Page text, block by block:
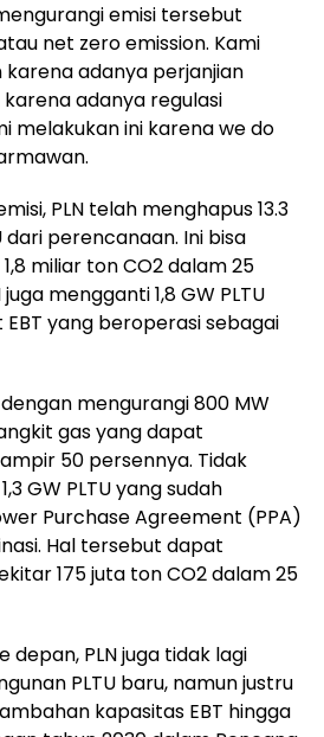
emisi tersebut
net zero emission. Kami
karena adanya perjanjian
adanya regulasi
melakukan ini karena we do
PLN telah menghapus 13.3
perencanaan. Ini bisa
miliar ton CO2 dalam 25
mengganti 1,8 GW PLTU
yang beroperasi sebagai
mengurangi 800 MW
gas yang dapat
50 persennya. Tidak
GW PLTU yang sudah
Purchase Agreement (PPA)
Hal tersebut dapat
175 juta ton CO2 dalam 25
depan, PLN juga tidak lagi
PLTU baru, namun justru
kapasitas EBT hingga